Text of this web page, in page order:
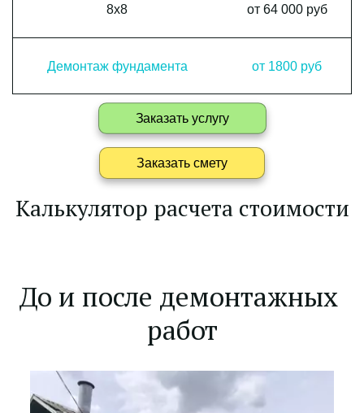
8x8 от 64 000 руб
Демонтаж фундамента от 1800 руб
Заказать услугу
Заказать смету
Калькулятор расчета стоимости
До и после демонтажных
работ